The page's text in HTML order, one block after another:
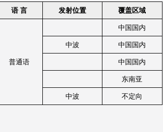
语 言 发射位置 覆盖区域
普通语
中国国内
中波 中国国内
中国国内
东南亚
中波 不定向